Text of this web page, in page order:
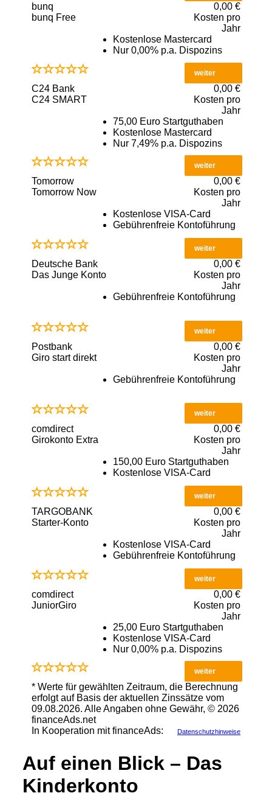
bunq
bunq Free
0,00 €
Kosten pro
Jahr
Kostenlose Mastercard
Nur 0,00% p.a. Dispozins
weiter
C24 Bank
C24 SMART
0,00 €
Kosten pro
Jahr
75,00 Euro Startguthaben
Kostenlose Mastercard
Nur 7,49% p.a. Dispozins
weiter
Tomorrow
Tomorrow Now
0,00 €
Kosten pro
Jahr
Kostenlose VISA-Card
Gebührenfreie Kontoführung
weiter
Deutsche Bank
Das Junge Konto
0,00 €
Kosten pro
Jahr
Gebührenfreie Kontoführung
weiter
Postbank
Giro start direkt
0,00 €
Kosten pro
Jahr
Gebührenfreie Kontoführung
weiter
comdirect
Girokonto Extra
0,00 €
Kosten pro
Jahr
150,00 Euro Startguthaben
Kostenlose VISA-Card
weiter
TARGOBANK
Starter-Konto
0,00 €
Kosten pro
Jahr
Kostenlose VISA-Card
Gebührenfreie Kontoführung
weiter
comdirect
JuniorGiro
0,00 €
Kosten pro
Jahr
25,00 Euro Startguthaben
Kostenlose VISA-Card
Nur 0,00% p.a. Dispozins
weiter
* Werte für gewählten Zeitraum, die Berechnung
erfolgt auf Basis der aktuellen Zinssätze vom
09.08.2026. Alle Angaben ohne Gewähr, © 2026
financeAds.net
In Kooperation mit financeAds:
Datenschutzhinweise
Auf einen Blick – Das
Kinderkonto